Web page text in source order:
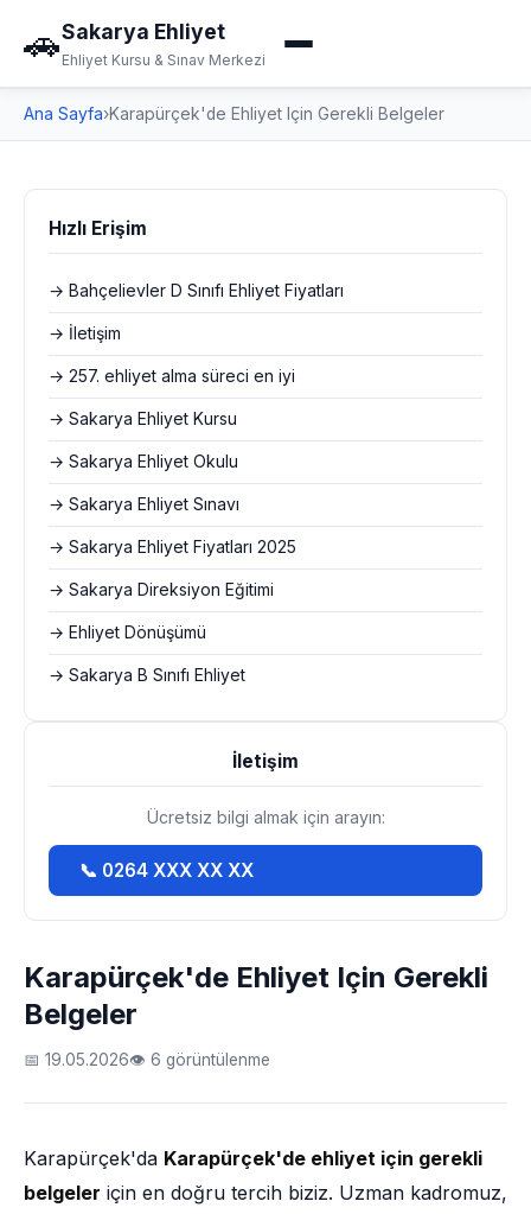
🚗Sakarya Ehliyet
Ehliyet Kursu & Sınav Merkezi
Ana Sayfa›Karapürçek'de Ehliyet Için Gerekli Belgeler
Karapürçek'de Ehliyet Için Gerekli
Belgeler
📅 19.05.2026👁 6 görüntülenme
Karapürçek'da Karapürçek'de ehliyet için gerekli
belgeler için en doğru tercih biziz. Uzman kadromuz,
Hızlı Erişim
→ Bahçelievler D Sınıfı Ehliyet Fiyatları
→ İletişim
→ 257. ehliyet alma süreci en iyi
→ Sakarya Ehliyet Kursu
→ Sakarya Ehliyet Okulu
→ Sakarya Ehliyet Sınavı
→ Sakarya Ehliyet Fiyatları 2025
→ Sakarya Direksiyon Eğitimi
→ Ehliyet Dönüşümü
→ Sakarya B Sınıfı Ehliyet
İletişim
Ücretsiz bilgi almak için arayın:
📞 0264 XXX XX XX